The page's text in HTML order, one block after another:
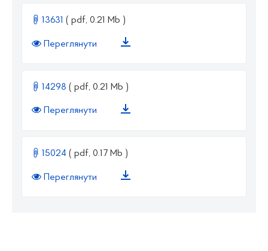
13631 ( pdf, 0.21 Mb )
Переглянути
14298 ( pdf, 0.21 Mb )
Переглянути
15024 ( pdf, 0.17 Mb )
Переглянути